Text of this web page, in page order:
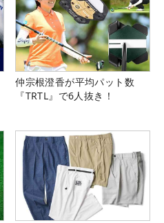
仲宗根澄香が平均パット数
『TRTL』で6人抜き！